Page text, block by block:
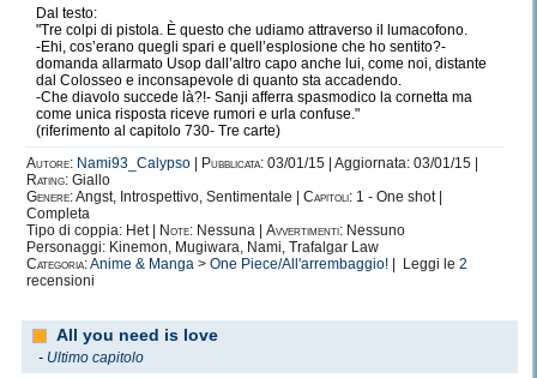
Dal testo:
"Tre colpi di pistola. È questo che udiamo attraverso il lumacofono.
-Ehi, cos’erano quegli spari e quell’esplosione che ho sentito?-
domanda allarmato Usop dall’altro capo anche lui, come noi, distante
dal Colosseo e inconsapevole di quanto sta accadendo.
-Che diavolo succede là?!- Sanji afferra spasmodico la cornetta ma
come unica risposta riceve rumori e urla confuse."
(riferimento al capitolo 730- Tre carte)
Autore: Nami93_Calypso Pubblicata: 03/01/15 | Aggiornata: 03/01/15 |
Rating: Giallo
Genere:Angst, Introspettivo, Sentimentale | Capitoli: 1 - One shot |
Completa
Tipo di coppia: Het |
Note: Nessuna | Avvertimenti: Nessuno
Personaggi: Kinemon, Mugiwara, Nami, Trafalgar Law
Categoria:Anime & Manga > One Piece/All'arrembaggio! | Leggi le 2
recensioni
All you need is love
- Ultimo capitolo